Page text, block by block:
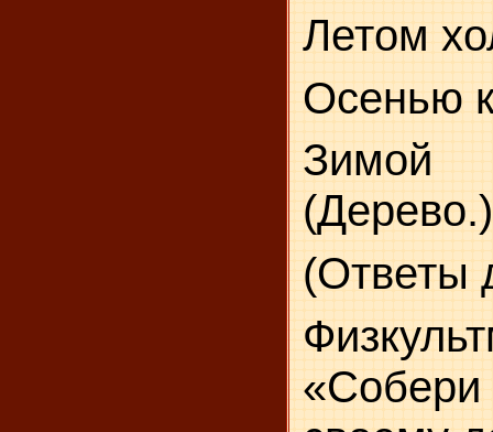
Летом
Осенью
Зимой
(Дерево.)
(Ответы